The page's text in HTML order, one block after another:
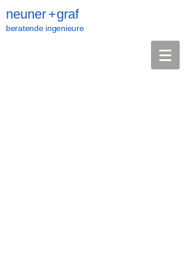
neuner +graf
beratende ingenieure